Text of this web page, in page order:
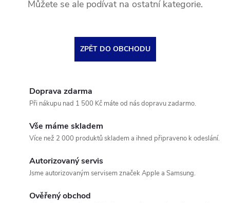
Můžete se ale podívat na ostatní kategorie.
ZPĚT DO OBCHODU
Doprava zdarma
Při nákupu nad 1 500 Kč máte od nás dopravu zadarmo.
Vše máme skladem
Více než 2 000 produktů skladem a ihned připraveno k odeslání.
Autorizovaný servis
Jsme autorizovaným servisem značek Apple a Samsung.
Ověřený obchod